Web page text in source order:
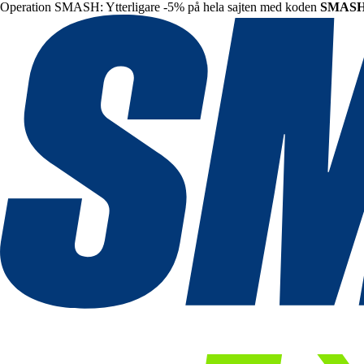
Operation SMASH: Ytterligare -5% på hela sajten med koden